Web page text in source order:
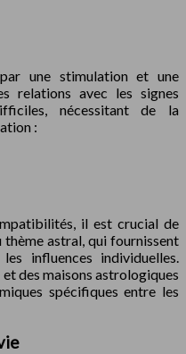
une stimulation et une
relations avec les signes
nécessitant de la
:
il est crucial de
astral, qui fournissent
influences individuelles.
et des maisons astrologiques
spécifiques entre les